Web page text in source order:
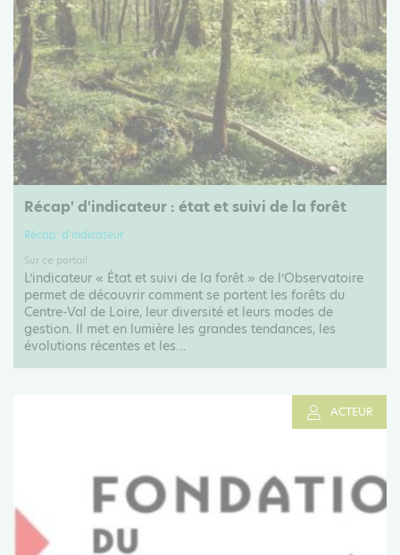
Récap' d'indicateur : état et suivi de la forêt
Récap' d'indicateur
Sur ce portail
L’indicateur « État et suivi de la forêt » de l’Observatoire
permet de découvrir comment se portent les forêts du
Centre-Val de Loire, leur diversité et leurs modes de
gestion. Il met en lumière les grandes tendances, les
évolutions récentes et les...
ACTEUR